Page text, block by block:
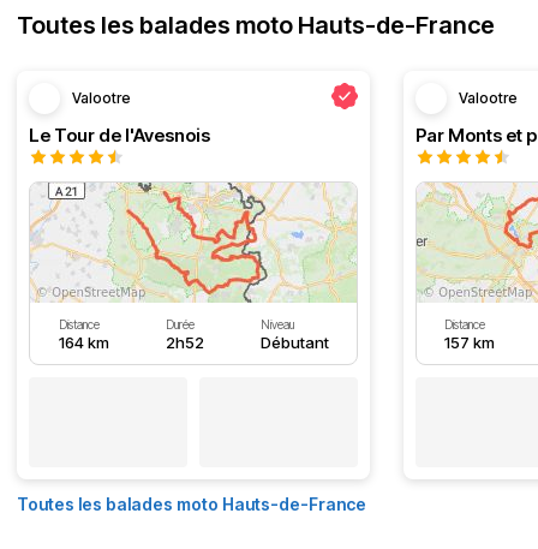
Toutes les balades moto Hauts-de-France
Valootre
Le Tour de l'Avesnois
Distance
164 km
Durée
2h52
Niveau
Débutant
Valootre
Par Monts et
Distance
157 km
Toutes les balades moto Hauts-de-France